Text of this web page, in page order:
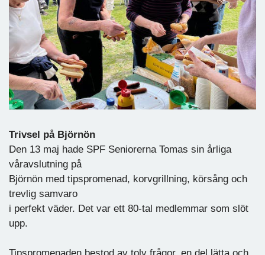
Trivsel på Björnön
Den 13 maj hade SPF Seniorerna Tomas sin årliga
våravslutning på
Björnön med tipspromenad, korvgrillning, körsång och
trevlig samvaro
i perfekt väder. Det var ett 80-tal medlemmar som slöt
upp.